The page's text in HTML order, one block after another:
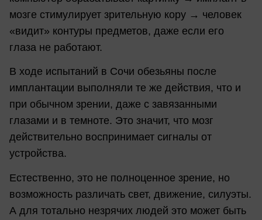
мозге стимулирует зрительную кору → человек
«видит» контуры предметов, даже если его
глаза не работают.
В ходе испытаний в Сочи обезьяны после
имплантации выполняли те же действия, что и
при обычном зрении, даже с завязанными
глазами и в темноте. Это значит, что мозг
действительно воспринимает сигналы от
устройства.
Естественно, это не полноценное зрение, но
возможность различать свет, движение, силуэты.
А для тотально незрячих людей это может быть